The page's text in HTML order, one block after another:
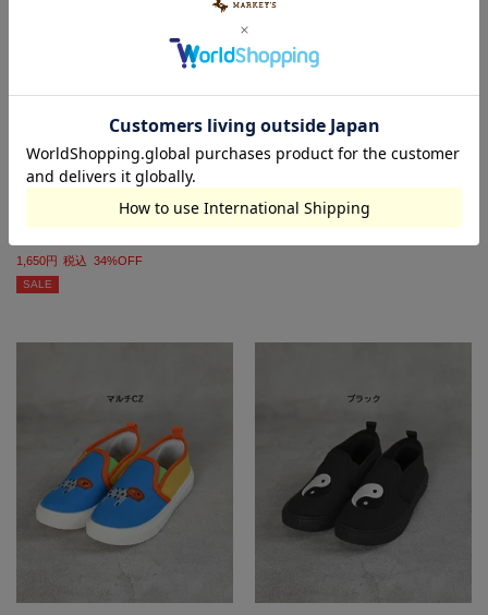
1,650
税込 34%OFF
SALE
スリッポン